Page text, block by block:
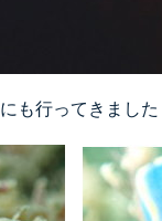
も行ってきまし